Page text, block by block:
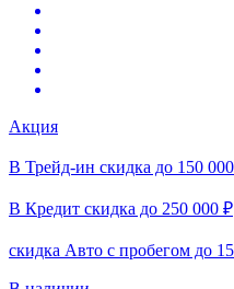
Акция
В Трейд-ин скидка до 150
В Кредит скидка до 250 000 ₽
скидка Авто с пробегом до